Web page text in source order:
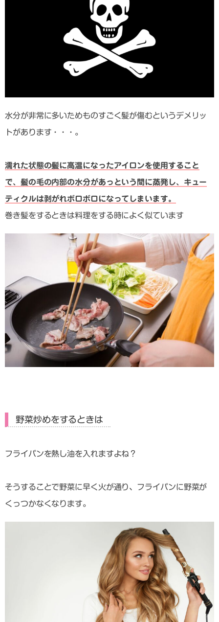
水分が非常に多いためものすごく髪が傷むというデメリッ
トがあります・・・。
濡れた状態の髪に高温になったアイロンを使用すること
で、髪の毛の内部の水分があっという間に蒸発し、キュー
ティクルは剥がれボロボロになってしまいます。
巻き髪をするときは料理をする時によく似ています
野菜炒めをするときは
フライパンを熱し油を入れますよね？
そうすることで野菜に早く火が通り、フライパンに野菜が
くっつかなくなります。